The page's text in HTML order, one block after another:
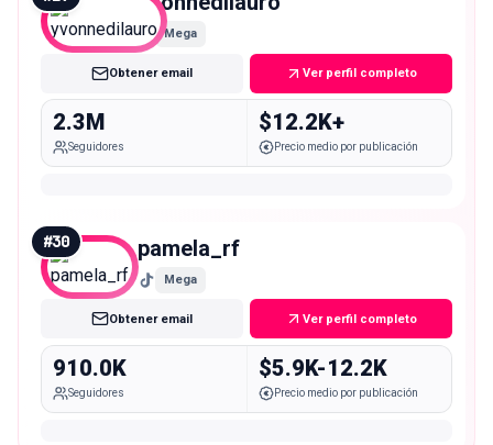
Mega
Obtener email Ver perfil completo
2.3M
Seguidores
$12.2K+
Precio medio por publicación
#30 pamela_rf
Mega
Obtener email Ver perfil completo
910.0K
Seguidores
$5.9K-12.2K
Precio medio por publicación